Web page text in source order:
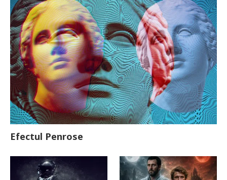
Efectul Penrose